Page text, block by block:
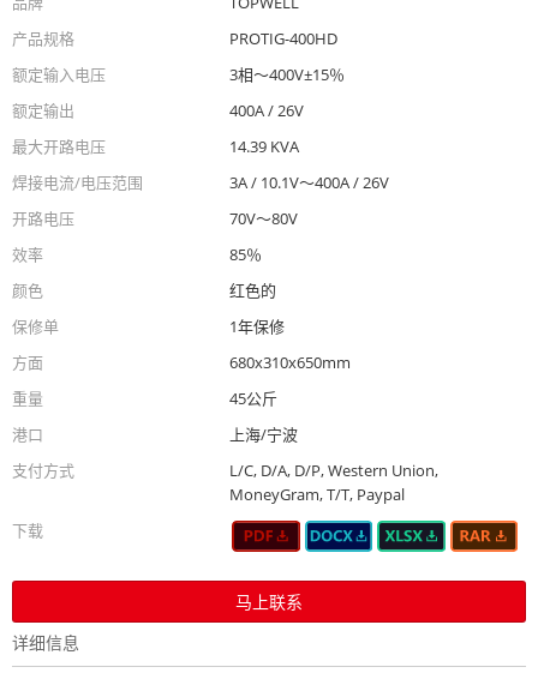
产品规格
PROTIG-400HD
额定输入电压
3相〜400V±15％
额定输出
400A / 26V
最大开路电压
14.39 KVA
焊接电流/电压范围
3A / 10.1V〜400A / 26V
开路电压
70V〜80V
效率
85％
颜色
红色的
保修单
1年保修
方面
680x310x650mm
重量
45公斤
港口
上海/宁波
支付方式
L/C, D/A, D/P, Western Union,
MoneyGram, T/T, Paypal
下载
马上联系
详细信息